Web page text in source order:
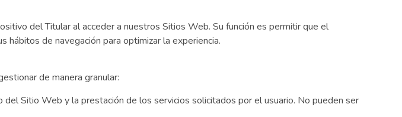
del Titular al acceder a nuestros Sitios Web. Su función es permitir que el
hábitos de navegación para optimizar la experiencia.
de manera granular:
del Sitio Web y la prestación de los servicios solicitados por el usuario. No pueden ser